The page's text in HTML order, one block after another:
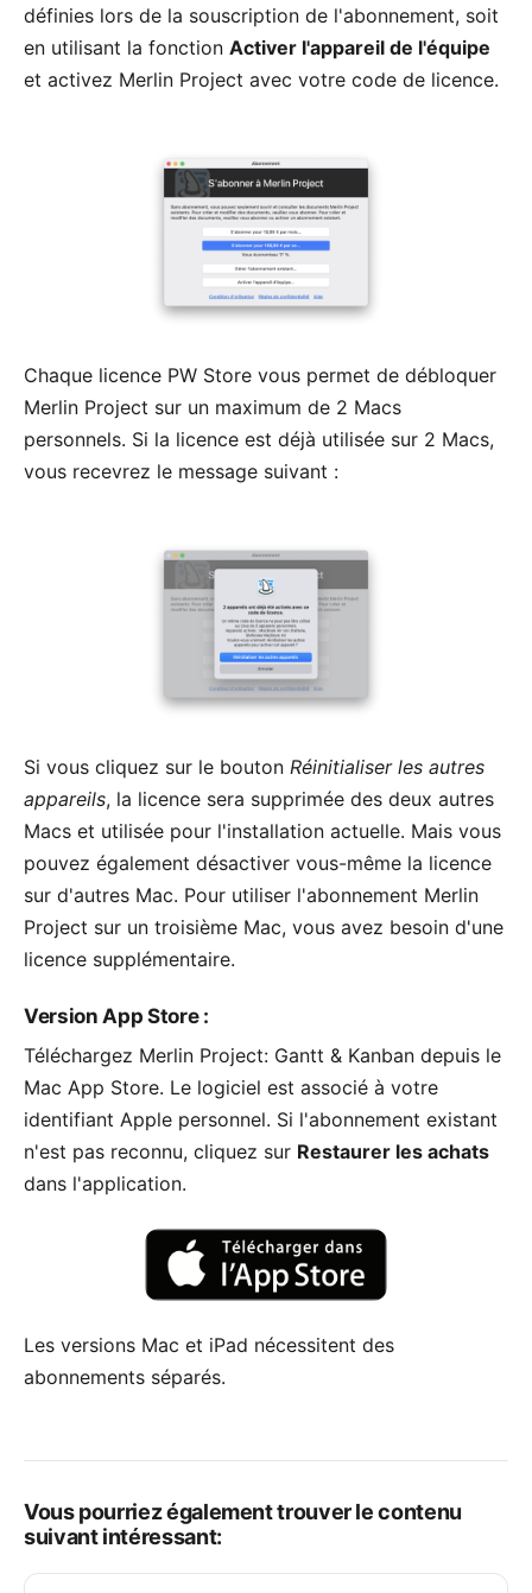
définies lors de la souscription de l'abonnement, soit
en utilisant la fonction Activer l'appareil de l'équipe
et activez Merlin Project avec votre code de licence.
Chaque licence PW Store vous permet de débloquer
Merlin Project sur un maximum de 2 Macs
personnels. Si la licence est déjà utilisée sur 2 Macs,
vous recevrez le message suivant :
Si vous cliquez sur le bouton Réinitialiser les autres
appareils, la licence sera supprimée des deux autres
Macs et utilisée pour l'installation actuelle. Mais vous
pouvez également désactiver vous-même la licence
sur d'autres Mac. Pour utiliser l'abonnement Merlin
Project sur un troisième Mac, vous avez besoin d'une
licence supplémentaire.
Version App Store:
Téléchargez Merlin Project: Gantt & Kanban depuis le
Mac App Store. Le logiciel est associé à votre
identifiant Apple personnel. Si l'abonnement existant
n'est pas reconnu, cliquez sur Restaurer les achats
dans l'application.
Les versions Mac et iPad nécessitent des
abonnements séparés.
Vous pourriez également trouver le contenu
suivant intéressant: